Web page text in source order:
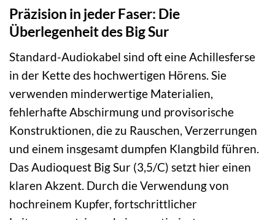
Präzision in jeder Faser: Die
Überlegenheit des Big Sur
Standard-Audiokabel sind oft eine Achillesferse
in der Kette des hochwertigen Hörens. Sie
verwenden minderwertige Materialien,
fehlerhafte Abschirmung und provisorische
Konstruktionen, die zu Rauschen, Verzerrungen
und einem insgesamt dumpfen Klangbild führen.
Das Audioquest Big Sur (3,5/C) setzt hier einen
klaren Akzent. Durch die Verwendung von
hochreinem Kupfer, fortschrittlicher